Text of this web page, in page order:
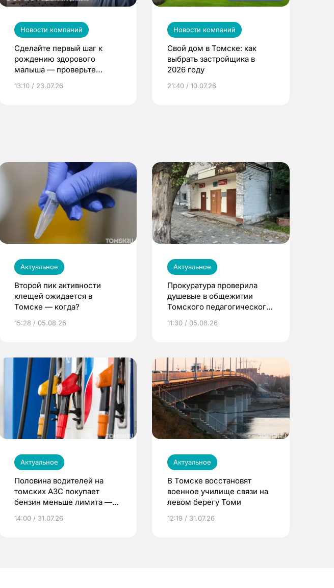
Новости компаний
Сделайте первый шаг к
рождению здорового
малыша — проверьте
по ОМС!
13:10 / 23.07.26
Новости компаний
Свой дом в Томске: как
выбрать застройщика в
2026 году
21:40 / 10.07.26
Актуальное
Второй пик активности
клещей ожидается в
Томске — когда?
15:28 / 05.08.26
Актуальное
Прокуратура проверила
душевые в общежитии
Томского педагогического
11:30 / 05.08.26
Актуальное
Половина водителей на
томских АЗС покупает
бензин меньше лимита —
14:00 / 31.07.26
Актуальное
В Томске восстановят
военное училище связи на
левом берегу Томи
12:19 / 31.07.26